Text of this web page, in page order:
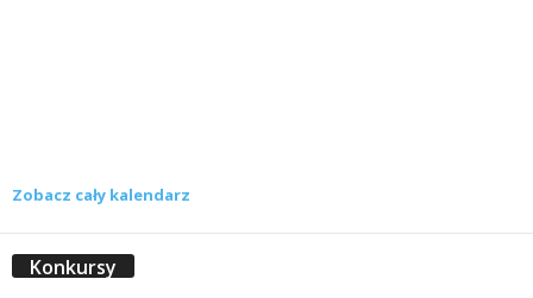
Zobacz cały kalendarz
Konkursy